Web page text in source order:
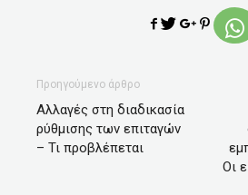
Προηγούμενο άρθρο
Aλλαγές στη διαδικασία
ρύθμισης των επιταγών
– Τι προβλέπεται
Οι